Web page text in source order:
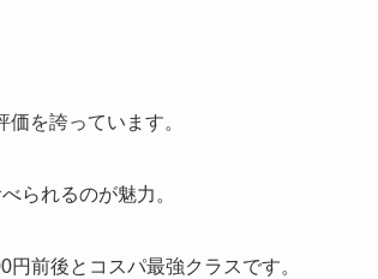
を誇っています。
られるのが魅力。
前後とコスパ最強クラスです。